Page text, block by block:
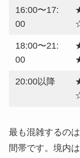
16:00〜17:
00
18:00〜21:
00
20:00以降
最も混雑するの
間帯です。境内